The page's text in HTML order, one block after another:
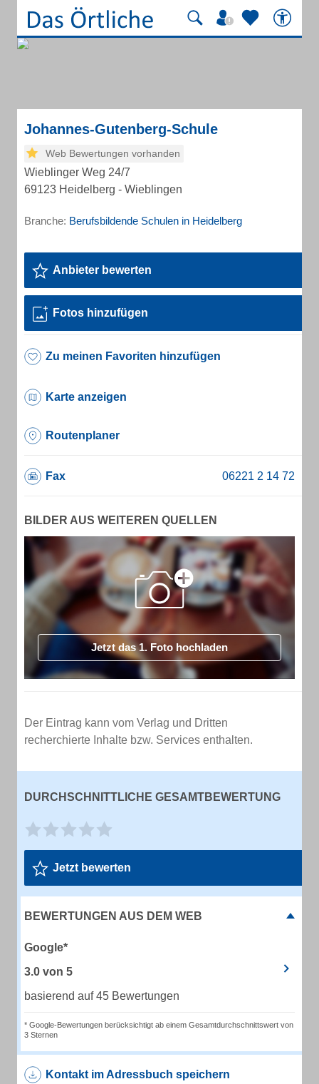
Johannes-Gutenberg-Schule
Web Bewertungen vorhanden
Wieblinger Weg 24/7
69123 Heidelberg - Wieblingen
Branche: Berufsbildende Schulen in Heidelberg
Anbieter bewerten
Fotos hinzufügen
Zu meinen Favoriten hinzufügen
Karte anzeigen
Routenplaner
Fax
BILDER AUS WEITEREN QUELLEN
Jetzt das 1. Foto hochladen
Der Eintrag kann vom Verlag und Dritten
recherchierte Inhalte bzw. Services enthalten.
DURCHSCHNITTLICHE GESAMTBEWERTUNG
Jetzt bewerten
BEWERTUNGEN AUS DEM WEB
Google*
3.0 von 5
basierend auf 45 Bewertungen
* Google-Bewertungen berücksichtigt ab einem Gesamtdurchschnittswert von
3 Sternen
Kontakt im Adressbuch speichern